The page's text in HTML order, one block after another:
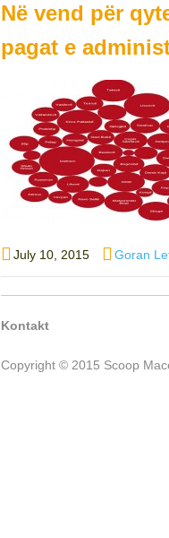
Në vend për
pagat e
Posted
on
July 10, 2015 Author
Goran
Kontakt
Copyright © 2015 Scoop